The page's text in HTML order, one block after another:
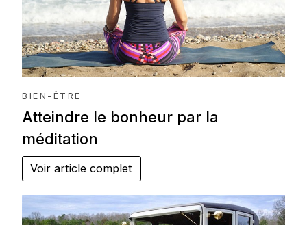
BIEN-ÊTRE
Atteindre le bonheur par la
méditation
Voir article complet